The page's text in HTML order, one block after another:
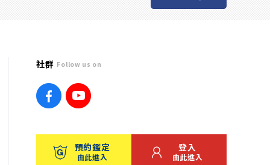
社群 Follow us on
預約鑑定
由此進入
登入
由此進入